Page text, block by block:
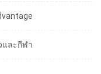
และกีฬา